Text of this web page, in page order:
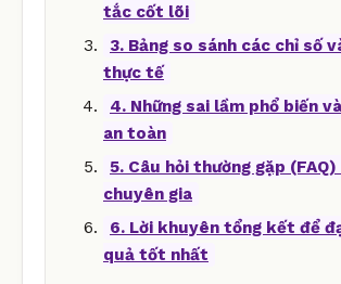
tắc cốt lõi
3. Bảng so sánh các chỉ số
thực tế
4. Những sai lầm phổ biến
an toàn
5. Câu hỏi thường gặp
chuyên gia
6. Lời khuyên tổng kết để
quả tốt nhất